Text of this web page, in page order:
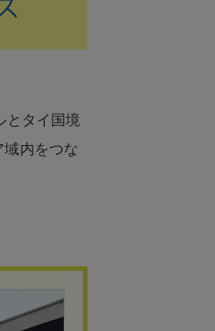
とタイ国境
内をつな